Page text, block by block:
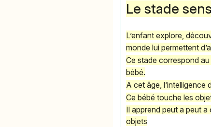
Le stade
L’enfant explore,
monde lui permettent
Ce stade correspond
bébé.
A cet âge, l’intelligence
Ce bébé touche les
Il apprend peut a peut
objets